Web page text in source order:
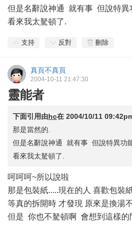
但是名辭說神通 就有事 但說特異
看來我太駑頓了.
支持 反對 刪除
真頁不真頁
2004-10-11 21:47:30
靈能者
下面引用由hc在 2004/10/11
那是當然的.
但是名辭說神通 就有事 但說特異功
看來我太駑頓了.
呵呵呵~所以說啦
那是包裝紙.....現在的人 喜歡包裝
等真的拆開時 才發現 原來是換湯
但是 你也不駑頓啊 會想到這樣的